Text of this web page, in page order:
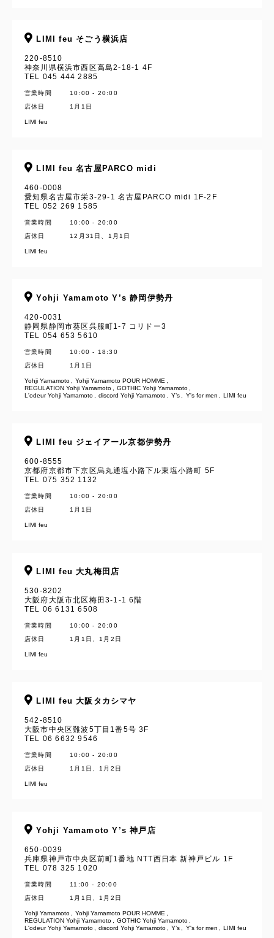
LIMI feu そごう横浜店
220-8510
神奈川県横浜市西区高島2-18-1 4F
TEL 045 444 2885
営業時間
10:00 - 20:00
店休日
1月1日
LIMI feu
LIMI feu 名古屋PARCO midi
460-0008
愛知県名古屋市栄3-29-1 名古屋PARCO midi 1F-2F
TEL 052 269 1585
営業時間
10:00 - 20:00
店休日
12月31日、1月1日
LIMI feu
Yohji Yamamoto Y’s 静岡伊勢丹
420-0031
静岡県静岡市葵区呉服町1-7 コリドー3
TEL 054 653 5610
営業時間
10:00 - 18:30
店休日
1月1日
Yohji Yamamoto
Yohji Yamamoto POUR HOMME
REGULATION Yohji Yamamoto
GOTHIC Yohji Yamamoto
L'odeur Yohji Yamamoto
discord Yohji Yamamoto Y’s Y's for men LIMI feu
LIMI feu ジェイアール京都伊勢丹
600-8555
京都府京都市下京区烏丸通塩小路下ル東塩小路町 5F
TEL 075 352 1132
営業時間
10:00 - 20:00
店休日
1月1日
LIMI feu
LIMI feu 大丸梅田店
530-8202
大阪府大阪市北区梅田3-1-1 6階
TEL 06 6131 6508
営業時間
10:00 - 20:00
店休日
1月1日、1月2日
LIMI feu
LIMI feu 大阪タカシマヤ
542-8510
大阪市中央区難波5丁目1番5号 3F
TEL 06 6632 9546
営業時間
10:00 - 20:00
店休日
1月1日、1月2日
LIMI feu
Yohji Yamamoto Y’s 神戸店
650-0039
兵庫県神戸市中央区前町1番地 NTT西日本 新神戸ビル 1F
TEL 078 325 1020
営業時間
11:00 - 20:00
店休日
1月1日、1月2日
Yohji Yamamoto
Yohji Yamamoto POUR HOMME
REGULATION Yohji Yamamoto
GOTHIC Yohji Yamamoto
L'odeur Yohji Yamamoto
discord Yohji Yamamoto Y’s Y's for men LIMI feu
YOHJI YAMAMOTO Inc.